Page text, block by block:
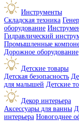
Инструменты
Складская техника
оборудование
Гидравлический
Промышленные
Дорожное оборудование
Детские товары
Детская безопасность
для малышей Детские
Декор интерьера
Аксессуары для ванны
интерьера Новогоднее